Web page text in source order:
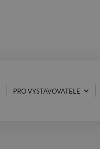
PRO VYSTAVOVATELE
29.7.2025